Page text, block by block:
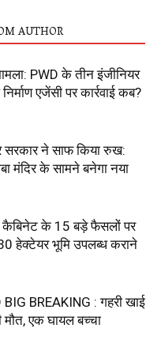
AUTHOR
PWD के तीन इंजीनियर
एजेंसी पर कार्रवाई कब?
सरकार ने साफ किया रुख:
मंदिर के सामने बनेगा नया
कैबिनेट के 15 बड़े फैसलों पर
30 हेक्टेयर भूमि उपलब्ध कराने
BREAKING : गहरी खाई
मौत, एक घायल बच्चा